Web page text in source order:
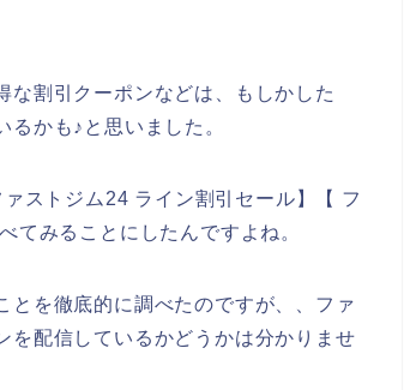
な割引クーポンなどは、もしかした
かも♪と思いました。
ストジム24 ライン割引セール】【 フ
てみることにしたんですよね。
とを徹底的に調べたのですが、、ファ
を配信しているかどうかは分かりませ